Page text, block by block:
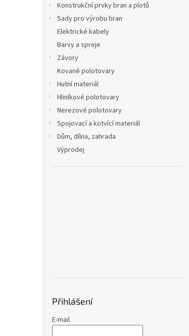
Konstrukční prvky bran a plotů
Sady pro výrobu bran
Elektrické kabely
Barvy a spreje
Závory
Kované polotovary
Hutní materiál
Hliníkové polotovary
Nerezové polotovary
Spojovací a kotvící materiál
Dům, dílna, zahrada
Výprodej
Přihlášení
E-mail